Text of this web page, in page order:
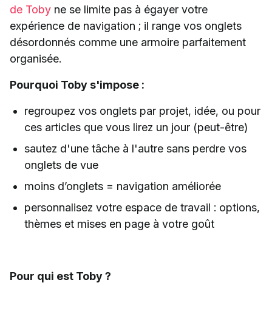
de Toby ne se limite pas à égayer votre
expérience de navigation ; il range vos onglets
désordonnés comme une armoire parfaitement
organisée.
Pourquoi Toby s'impose :
regroupez vos onglets par projet, idée, ou pour
ces articles que vous lirez un jour (peut-être)
sautez d'une tâche à l'autre sans perdre vos
onglets de vue
moins d’onglets = navigation améliorée
personnalisez votre espace de travail : options,
thèmes et mises en page à votre goût
Pour qui est Toby ?